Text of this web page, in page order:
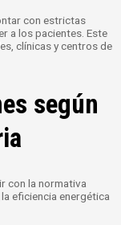
con estrictas
a los pacientes. Este
clínicas y centros de
según
con la normativa
eficiencia energética